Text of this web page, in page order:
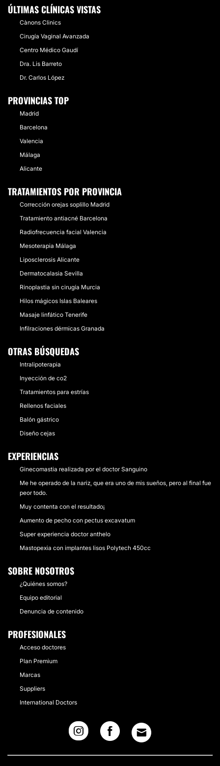
ÚLTIMAS CLÍNICAS VISTAS
Cànons Clinics
Cirugía Vaginal Avanzada
Centro Médico Gaudí
Dra. Lis Barreto
Dr. Carlos López
PROVINCIAS TOP
Madrid
Barcelona
Valencia
Málaga
Alicante
TRATAMIENTOS POR PROVINCIA
Corrección orejas soplillo Madrid
Tratamiento antiacné Barcelona
Radiofrecuencia facial Valencia
Mesoterapia Málaga
Liposclerosis Alicante
Dermatocalasia Sevilla
Rinoplastia sin cirugía Murcia
Hilos mágicos Islas Baleares
Masaje linfático Tenerife
Infilraciones dérmicas Granada
OTRAS BÚSQUEDAS
Intralipoterapia
Inyección de co2
Tratamientos para estrías
Rellenos faciales
Balón gástrico
Diseño cejas
EXPERIENCIAS
Ginecomastia realizada por el doctor Sanguino
Me he operado de la nariz, que era uno de mis sueños, pero al final fue
peor todo.
Muy contenta con el resultado¡
Aumento de pecho con pectus excavatum
Super experiencia doctor anthelo
Mastopexia con implantes lisos Polytech 450cc
SOBRE NOSOTROS
¿Quiénes somos?
Equipo editorial
Denuncia de contenido
PROFESIONALES
Acceso doctores
Plan Premium
Marcas
Suppliers
International Doctors